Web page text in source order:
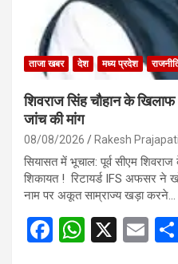
ताजा खबर देश मध्य प्रदेश
शिवराज सिंह चौहान के
जांच की मांग
08/08/2026 Rakesh Prajapati
सियासत में भूचाल: पूर्व सीएम
शिकायत ! रिटायर्ड IFS अफसर ने
नाम पर अकूत साम्राज्य खड़ा करने…
F
W X
E